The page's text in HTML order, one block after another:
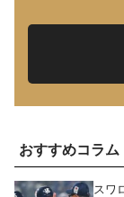
おすすめコラム
スワ